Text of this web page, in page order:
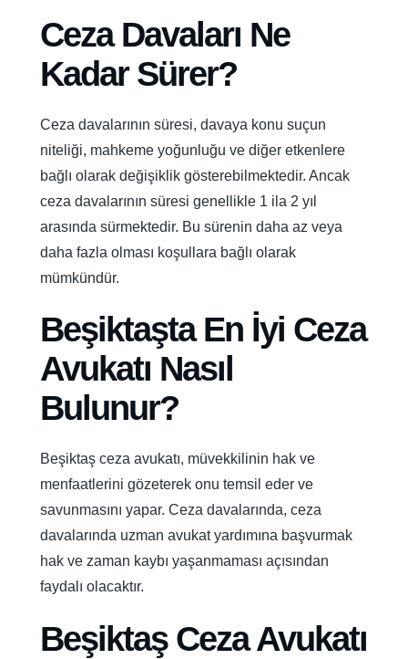
Ceza Davaları Ne
Kadar Sürer?
Ceza davalarının süresi, davaya konu suçun
niteliği, mahkeme yoğunluğu ve diğer etkenlere
bağlı olarak değişiklik gösterebilmektedir. Ancak
ceza davalarının süresi genellikle 1 ila 2 yıl
arasında sürmektedir. Bu sürenin daha az veya
daha fazla olması koşullara bağlı olarak
mümkündür.
Beşiktaşta En İyi Ceza
Avukatı Nasıl
Bulunur?
Beşiktaş ceza avukatı, müvekkilinin hak ve
menfaatlerini gözeterek onu temsil eder ve
savunmasını yapar. Ceza davalarında, ceza
davalarında uzman avukat yardımına başvurmak
hak ve zaman kaybı yaşanmaması açısından
faydalı olacaktır.
Beşiktaş Ceza Avukatı